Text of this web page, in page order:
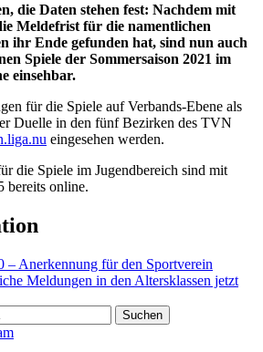
die Daten stehen fest: Nachdem mit
Meldefrist für die namentlichen
ihr Ende gefunden hat, sind nun auch
Spiele der Sommersaison 2021 im
einsehbar.
für die Spiele auf Verbands-Ebene als
Duelle in den fünf Bezirken des TVN
eingesehen werden.
die Spiele im Jugendbereich sind mit
bereits online.
– Anerkennung für den Sportverein
Meldungen in den Altersklassen jetzt